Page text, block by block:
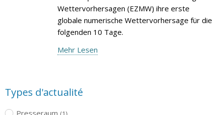
Wettervorhersagen (EZMW) ihre erste
globale numerische Wettervorhersage für die
folgenden 10 Tage.
Mehr Lesen
Types d'actualité
Presseraum